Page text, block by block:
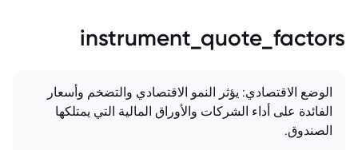
instrument_quote_factors
الوضع الاقتصادي: يؤثر النمو الاقتصادي والتضخم وأسعار
الفائدة على أداء الشركات والأوراق المالية التي يمتلكها
الصندوق.